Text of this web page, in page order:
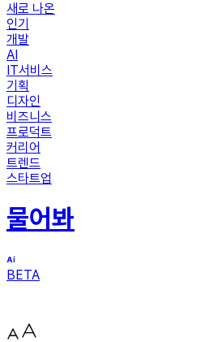
새로 나온
인기
개발
AI
IT서비스
기획
디자인
비즈니스
프로덕트
커리어
트렌드
스타트업
물어봐
BETA